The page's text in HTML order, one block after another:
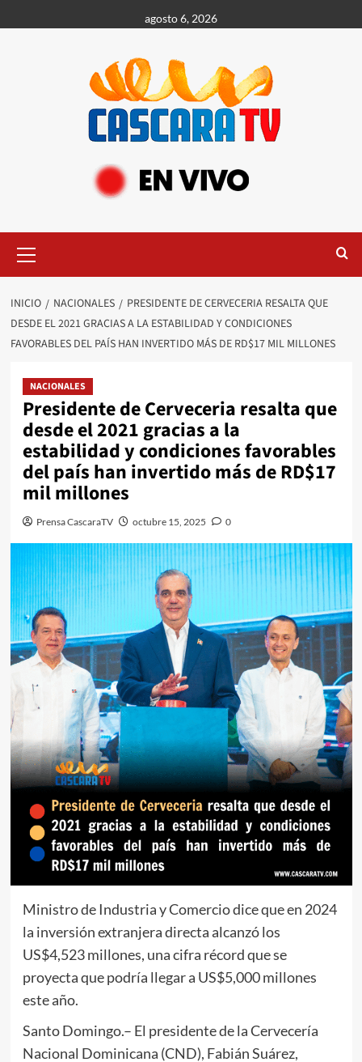
agosto 6, 2026
INICIO NACIONALES
PRESIDENTE DE CERVECERIA RESALTA QUE
DESDE EL 2021 GRACIAS A LA ESTABILIDAD Y CONDICIONES
FAVORABLES DEL PAÍS HAN INVERTIDO MÁS DE RD$17 MIL MILLONES
NACIONALES
Presidente de Cerveceria resalta que
desde el 2021 gracias a la
estabilidad y condiciones favorables
del país han invertido más de RD$17
mil millones
Prensa CascaraTV octubre 15, 2025 0
Ministro de Industria y Comercio dice que en 2024
la inversión extranjera directa alcanzó los
US$4,523 millones, una cifra récord que se
proyecta que podría llegar a US$5,000 millones
este año.
Santo Domingo.– El presidente de la Cervecería
Nacional Dominicana (CND), Fabián Suárez,